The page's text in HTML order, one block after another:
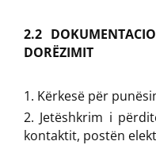
2.2
DORËZIMIT
Kërkesë për
Jetëshkrim i
kontaktit, postën